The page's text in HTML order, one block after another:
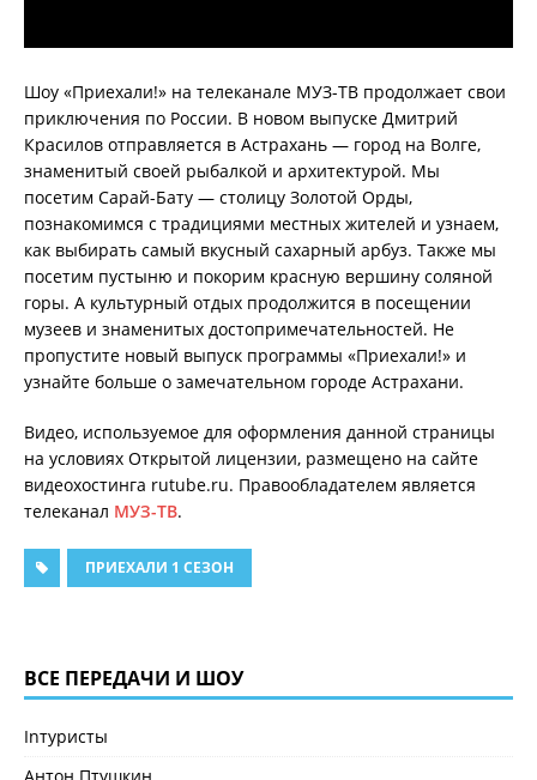
Шоу «Приехали!» на телеканале МУЗ-ТВ продолжает свои
приключения по России. В новом выпуске Дмитрий
Красилов отправляется в Астрахань — город на Волге,
знаменитый своей рыбалкой и архитектурой. Мы
посетим Сарай-Бату — столицу Золотой Орды,
познакомимся с традициями местных жителей и узнаем,
как выбирать самый вкусный сахарный арбуз. Также мы
посетим пустыню и покорим красную вершину соляной
горы. А культурный отдых продолжится в посещении
музеев и знаменитых достопримечательностей. Не
пропустите новый выпуск программы «Приехали!» и
узнайте больше о замечательном городе Астрахани.
Видео, используемое для оформления данной страницы
на условиях Открытой лицензии, размещено на сайте
видеохостинга rutube.ru. Правообладателем является
телеканал МУЗ-ТВ.
ПРИЕХАЛИ 1 СЕЗОН
ВСЕ ПЕРЕДАЧИ И ШОУ
Inтуристы